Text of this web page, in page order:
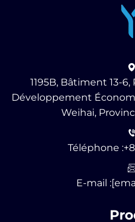
1195B, Bâtiment 13-
Développement
Weihai,
Téléphone :
E-mail :